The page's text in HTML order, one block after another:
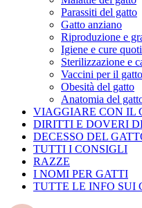
Parassiti del gatto
Gatto anziano
Riproduzione e
Igiene e cure
Sterilizzazione e
Vaccini per il gatto
Obesità del gatto
Anatomia del
VIAGGIARE CON IL
DIRITTI E DOVERI
DECESSO DEL
TUTTI I CONSIGLI
RAZZE
I NOMI PER GATTI
TUTTE LE INFO SUI